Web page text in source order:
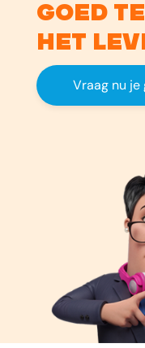
goed
het
Vraag nu